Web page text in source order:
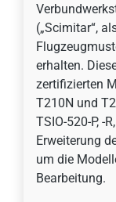
(„Scimitar“,
erhalten.
zertifizierten
T210N und
TSIO-520-P, -
Erweiterung
um die
Bearbeitung.